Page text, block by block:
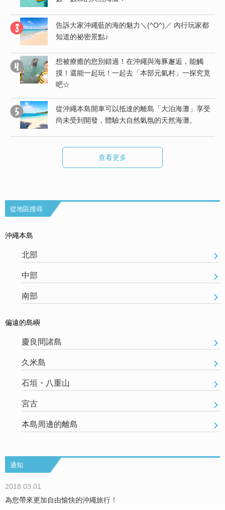
告訴大家沖繩藍的海的魅力＼(^O^)／ 內行玩家都
知道的祕密景點♪
想被療癒的您別錯過！在沖繩與海豚邂逅，能觸
摸！還能一起玩！一起去「本部元氣村」一探究竟
吧☆
從沖繩本島開車可以抵達的離島「大泊海灘」享受
尚未受到開發，體驗大自然氣氛的天然海灘。
查看更多
從地區搜尋
沖繩本島
北部
中部
南部
偏遠的島嶼
慶良間諸島
久米島
石垣・八重山
宮古
本島周邊的離島
通知
2018.03.01
為您帶來更加自由愉快的沖繩旅行！